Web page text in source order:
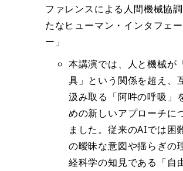
ファレンスによる人間機械協
たなヒューマン・インタフェ
ー」
本講演では、人と機械が
具」という関係を超え、
汲み取る「阿吽の呼吸」
めの新しいアプローチに
ました。従来のAIでは困
の曖昧な意図や揺らぎの
経科学の知見である「自